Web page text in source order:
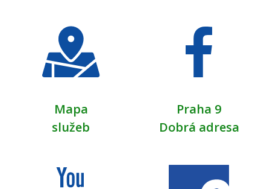
Mapa
služeb
Praha 9
Dobrá adresa